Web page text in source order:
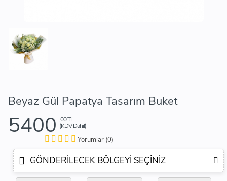
Beyaz Gül Papatya Tasarım Buket
5400 ,00 TL
(KDV Dahil)
Yorumlar (0)
GÖNDERILECEK BÖLGEYI SEÇINIZ